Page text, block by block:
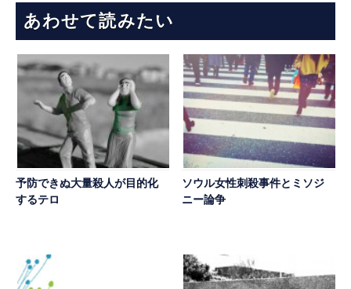
あわせて読みたい
予防できぬ大量殺人が目的化
するテロ
ソウル女性刺殺事件とミソジ
ニー論争